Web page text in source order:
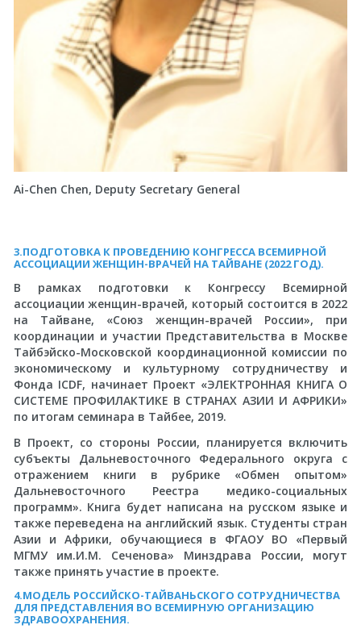
Ai-Chen Chen, Deputy Secretary General
3.ПОДГОТОВКА К ПРОВЕДЕНИЮ КОНГРЕССА ВСЕМИРНОЙ
АССОЦИАЦИИ ЖЕНЩИН-ВРАЧЕЙ НА ТАЙВАНЕ (2022 ГОД).
В рамках подготовки к Конгрессу Всемирной
ассоциации женщин-врачей, который состоится в 2022
на Тайване, «Союз женщин-врачей России», при
координации и участии Представительства в Москве
Тайбэйско-Московской координационной комиссии по
экономическому и культурному сотрудничеству и
Фонда ICDF, начинает Проект «ЭЛЕКТРОННАЯ КНИГА О
СИСТЕМЕ ПРОФИЛАКТИКЕ В СТРАНАХ АЗИИ И АФРИКИ»
по итогам семинара в Тайбее, 2019.
В Проект, со стороны России, планируется включить
субъекты Дальневосточного Федерального округа с
отражением книги в рубрике «Обмен опытом»
Дальневосточного Реестра медико-социальных
программ». Книга будет написана на русском языке и
также переведена на английский язык. Студенты стран
Азии и Африки, обучающиеся в ФГАОУ ВО «Первый
МГМУ им.И.М. Сеченова» Минздрава России, могут
также принять участие в проекте.
4.МОДЕЛЬ РОССИЙСКО-ТАЙВАНЬСКОГО СОТРУДНИЧЕСТВА
ДЛЯ ПРЕДСТАВЛЕНИЯ ВО ВСЕМИРНУЮ ОРГАНИЗАЦИЮ
ЗДРАВООХРАНЕНИЯ.